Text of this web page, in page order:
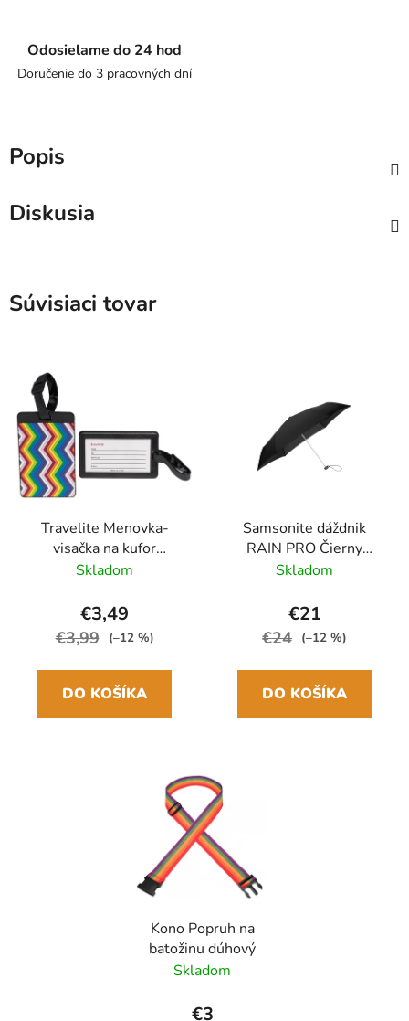
Odosielame do 24 hod
Doručenie do 3 pracovných dní
Popis
Diskusia
Súvisiaci tovar
Travelite Menovka-
visačka na kufor
Multicolor Waves
Skladom
€3,49
€3,99 (–12 %)
DO KOŠÍKA
Samsonite dáždnik
RAIN PRO Čierny
skladací manuálny
Skladom
€21
€24 (–12 %)
DO KOŠÍKA
Kono Popruh na
batožinu dúhový
Skladom
€3